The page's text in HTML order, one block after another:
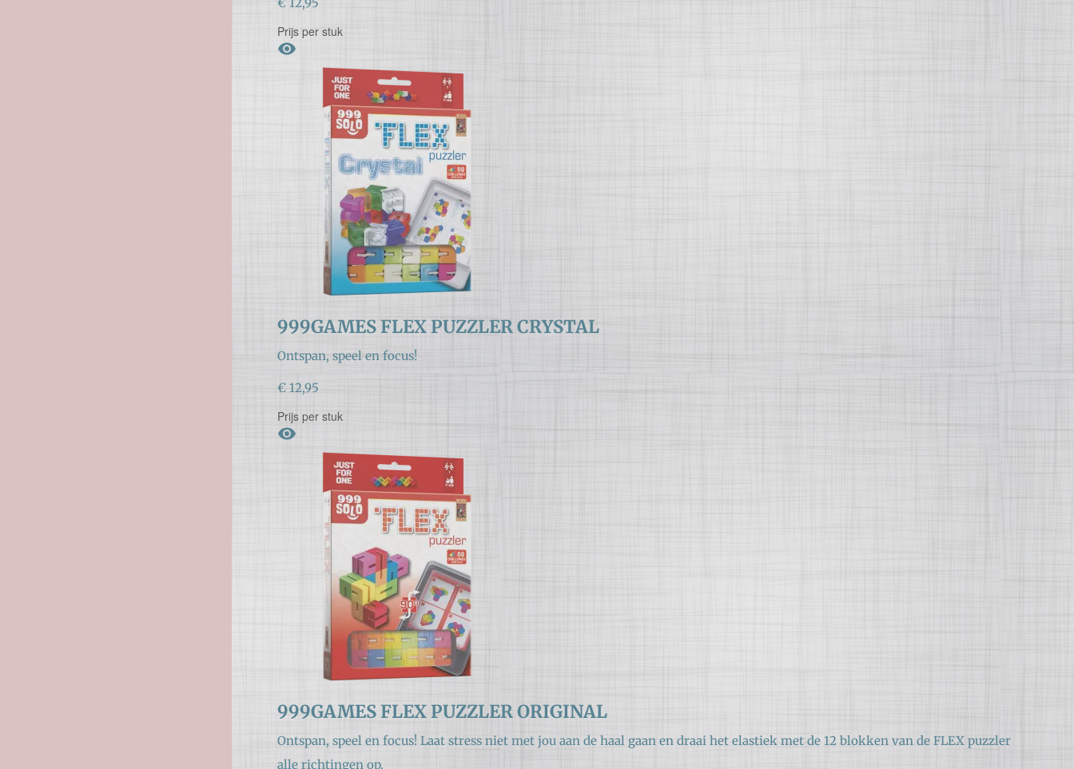
Prijs per stuk

999GAMES FLEX PUZZLER CRYSTAL
Ontspan, speel en focus!
€ 12,95
Prijs per stuk

999GAMES FLEX PUZZLER ORIGINAL
Ontspan, speel en focus! Laat stress niet met jou aan de haal gaan en draai het elastiek met de 12 blokken van de FLEX puzzler
alle richtingen op.